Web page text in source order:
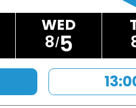
8 5